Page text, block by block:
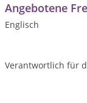
Angebotene
Englisch
Verantwortlich für